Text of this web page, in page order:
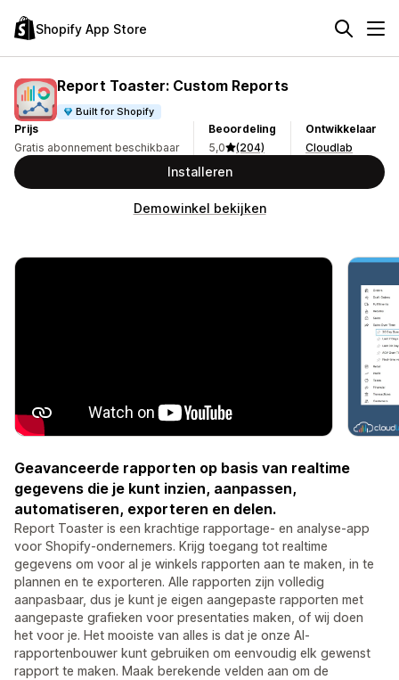
Shopify App Store
Report Toaster: Custom Reports
Built for Shopify
Prijs
Gratis abonnement beschikbaar
Beoordeling
5,0
(204)
Ontwikkelaar
Cloudlab
Installeren
Demowinkel bekijken
Geavanceerde rapporten op basis van realtime
gegevens die je kunt inzien, aanpassen,
automatiseren, exporteren en delen.
Report Toaster is een krachtige rapportage- en analyse-app
voor Shopify-ondernemers. Krijg toegang tot realtime
gegevens om voor al je winkels rapporten aan te maken, in te
plannen en te exporteren. Alle rapporten zijn volledig
aanpasbaar, dus je kunt je eigen aangepaste rapporten met
aangepaste grafieken voor presentaties maken, of wij doen
het voor je. Het mooiste van alles is dat je onze AI-
rapportenbouwer kunt gebruiken om eenvoudig elk gewenst
rapport te maken. Maak berekende velden aan om de